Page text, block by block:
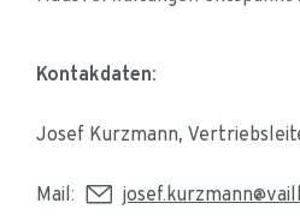
Kontakdaten:
Josef Kurzmann,
Mail: